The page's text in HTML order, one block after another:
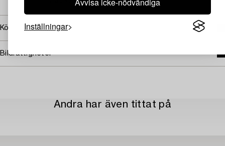
Inställningar
Köpinformation
Bildrättigheter
Andra har även tittat på